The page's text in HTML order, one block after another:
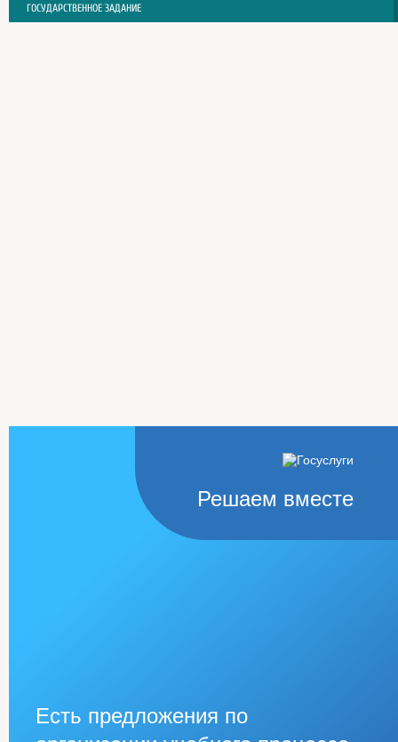
ГОСУДАРСТВЕННОЕ ЗАДАНИЕ
Решаем вместе
Есть предложения по